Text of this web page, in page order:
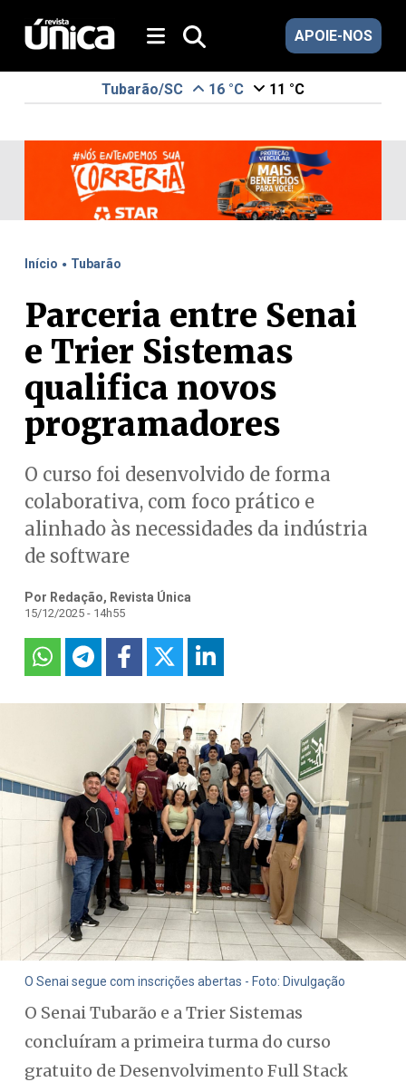
APOIE-NOS
Tubarão/SC 16 °C 11 °C
Início . Tubarão
Parceria entre Senai
e Trier Sistemas
qualifica novos
programadores
O curso foi desenvolvido de forma
colaborativa, com foco prático e
alinhado às necessidades da indústria
de software
Por Redação, Revista Única
15/12/2025 - 14h55
O Senai segue com inscrições abertas - Foto: Divulgação
O Senai Tubarão e a Trier Sistemas
concluíram a primeira turma do curso
gratuito de Desenvolvimento Full Stack